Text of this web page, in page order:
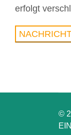
erfolgt
©